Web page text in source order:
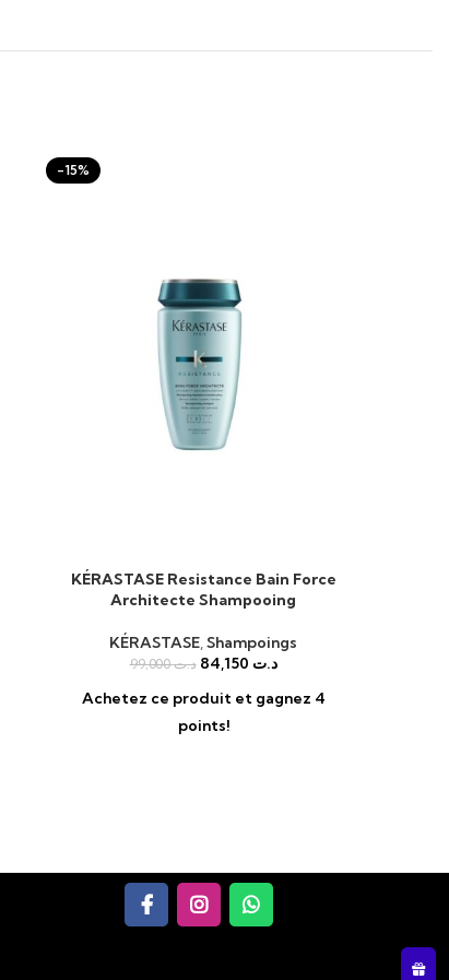
-15%
AJOUTER AU PANIER
KÉRASTASE Resistance Bain Force
Architecte Shampooing
KÉRASTASE,Shampoings
د.ت99,000 د.ت
Achetez ce produit et gagnez 4
points!